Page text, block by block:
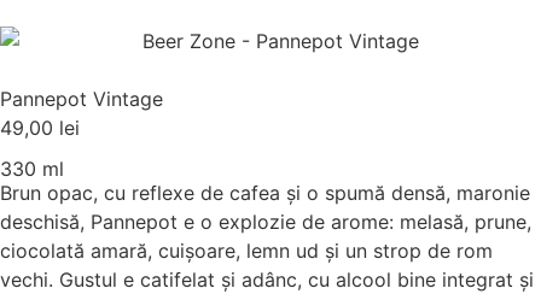
Pannepot Vintage
49,00 lei
330 ml
Brun opac, cu reflexe de cafea și o spumă densă, maronie
deschisă, Pannepot e o explozie de arome: melasă, prune,
ciocolată amară, cuișoare, lemn ud și un strop de rom
vechi. Gustul e catifelat și adânc, cu alcool bine integrat și